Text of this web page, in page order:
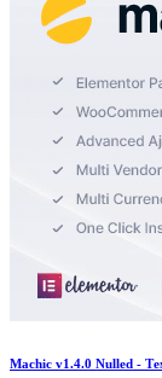
Machic v1.4.0 Nulled -